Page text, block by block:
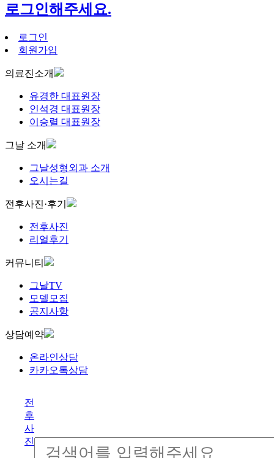
로그인해주세요.
로그인
회원가입
의료진소개
유경한 대표원장
인석경 대표원장
이승렬 대표원장
그날 소개
그날성형외과 소개
오시는길
전후사진·후기
전후사진
리얼후기
커뮤니티
그날TV
모델모집
공지사항
상담예약
온라인상담
카카오톡상담
전
후
사
진